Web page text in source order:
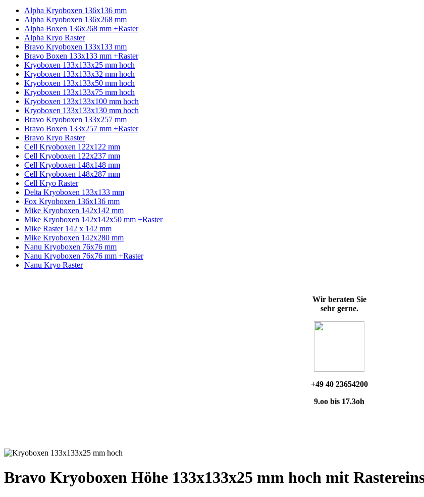
Alpha Kryoboxen 136x136 mm
Alpha Kryoboxen 136x268 mm
Alpha Boxen 136x268 mm +Raster
Alpha Kryo Raster
Bravo Kryoboxen 133x133 mm
Bravo Boxen 133x133 mm +Raster
Kryoboxen 133x133x25 mm hoch
Kryoboxen 133x133x32 mm hoch
Kryoboxen 133x133x50 mm hoch
Kryoboxen 133x133x75 mm hoch
Kryoboxen 133x133x100 mm hoch
Kryoboxen 133x133x130 mm hoch
Bravo Kryoboxen 133x257 mm
Bravo Boxen 133x257 mm +Raster
Bravo Kryo Raster
Cell Kryoboxen 122x122 mm
Cell Kryoboxen 122x237 mm
Cell Kryoboxen 148x148 mm
Cell Kryoboxen 148x287 mm
Cell Kryo Raster
Delta Kryoboxen 133x133 mm
Fox Kryoboxen 136x136 mm
Mike Kryoboxen 142x142 mm
Mike Kryoboxen 142x142x50 mm +Raster
Mike Raster 142 x 142 mm
Mike Kryoboxen 142x280 mm
Nanu Kryoboxen 76x76 mm
Nanu Kryoboxen 76x76 mm +Raster
Nanu Kryo Raster
Wir beraten Sie
sehr gerne.
+49 40 23654200
9.oo bis 17.3oh
Bravo Kryoboxen Höhe 133x133x25 mm hoch mit